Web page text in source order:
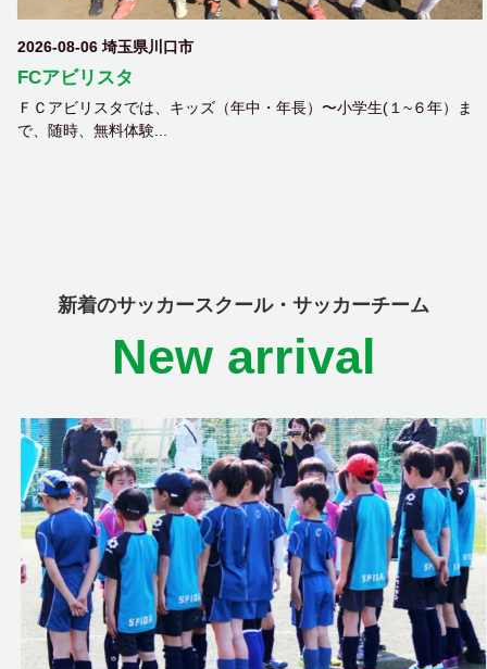
2026-08-06 埼玉県川口市
FCアビリスタ
ＦＣアビリスタでは、キッズ（年中・年長）〜小学生(１~６年）ま
で、随時、無料体験...
新着のサッカースクール・サッカーチーム
New arrival